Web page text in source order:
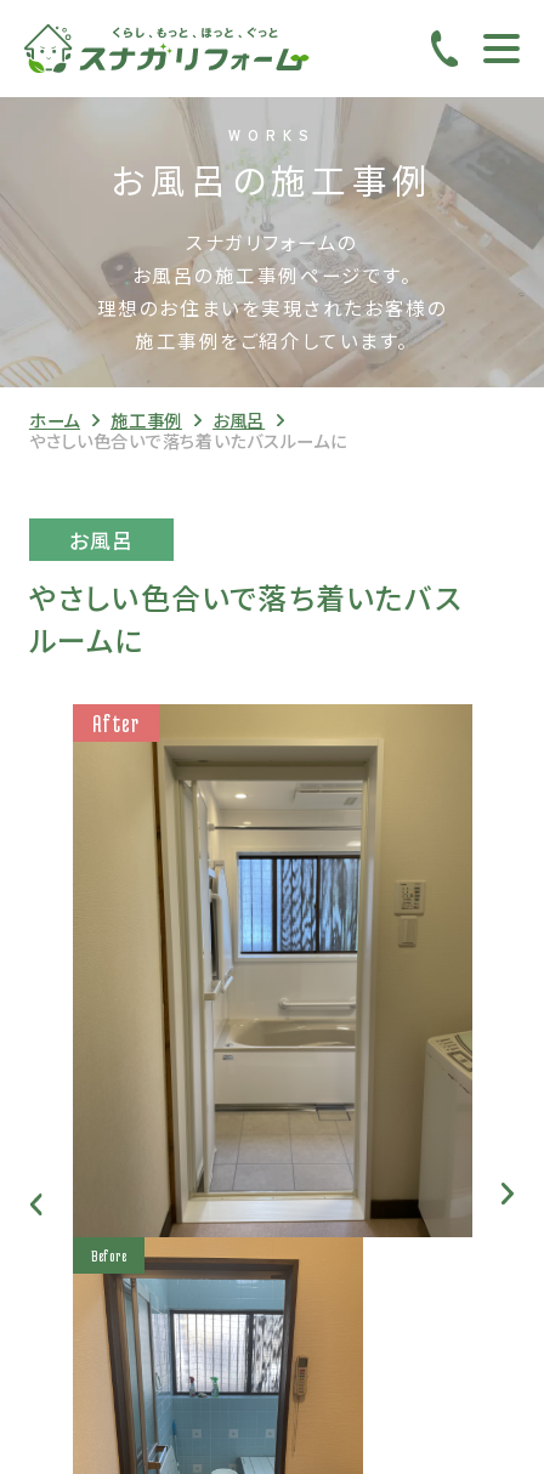
WORKS
お風呂の施工事例
スナガリフォームの
お風呂の施工事例ページです。
理想のお住まいを実現されたお客様の
施工事例をご紹介しています。
ホーム 施工事例
お風呂
やさしい色合いで落ち着いたバスルームに
やさしい色合いで落ち着いたバス
ルームに
お風呂
Before
After